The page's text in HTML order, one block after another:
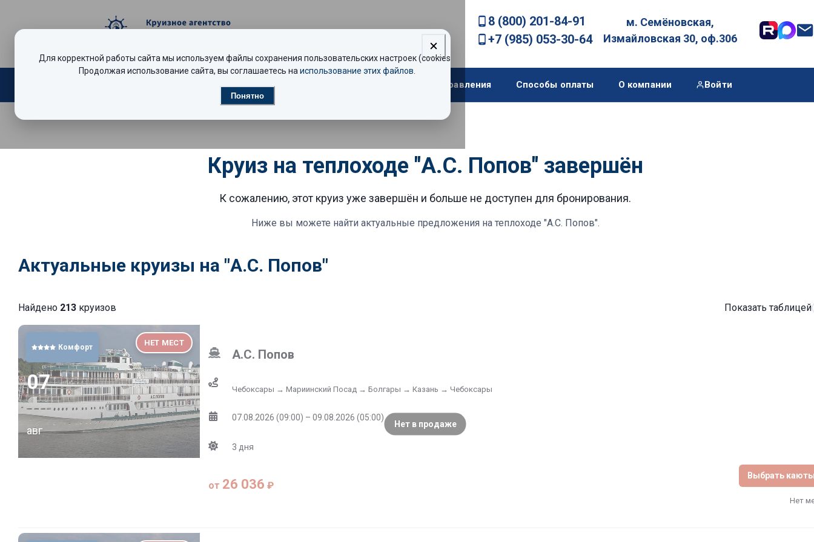
8 (800) 201-84-91
+7 (985) 053-30-64
м. Семёновская,
Измайловская 30, оф.306
Видеообзоры Рекомендации Направления Способы оплаты О компании Войти
Круиз на теплоходе "А.С. Попов" завершён
К сожалению, этот круиз уже завершён и больше не доступен для бронирования.
Ниже вы можете найти актуальные предложения на теплоходе "А.С. Попов".
Актуальные круизы на "А.С. Попов"
Найдено 213 круизов Показать таблицей
Нет в продаже
Комфорт НЕТ МЕСТ
07
авг
А.С. Попов
Чебоксары → Мариинский Посад → Болгары → Казань → Чебоксары
07.08.2026 (09:00) – 09.08.2026 (05:00)
3 дня
от 26 036 ₽
Выбрать
Нет
Для корректной работы сайта мы используем файлы сохранения пользовательских настроек (cookies).
Продолжая использование сайта, вы соглашаетесь на использование этих файлов
Понятно